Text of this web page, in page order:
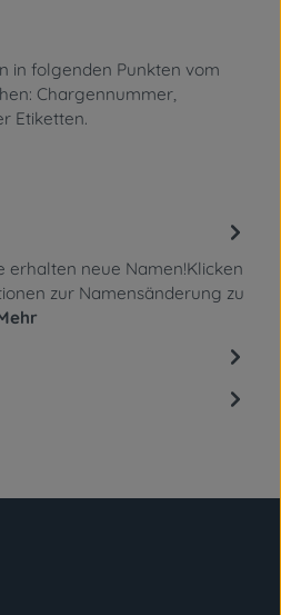
in folgenden Punkten vom
Chargennummer,
Etiketten.
erhalten neue Namen!Klicken
zur Namensänderung zu